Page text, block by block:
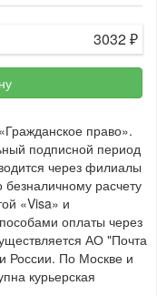
3032₽
право».
подписной период
через филиалы
расчету
«Visa» и
оплаты через
АО "Почта
России. По Москве и
курьерская